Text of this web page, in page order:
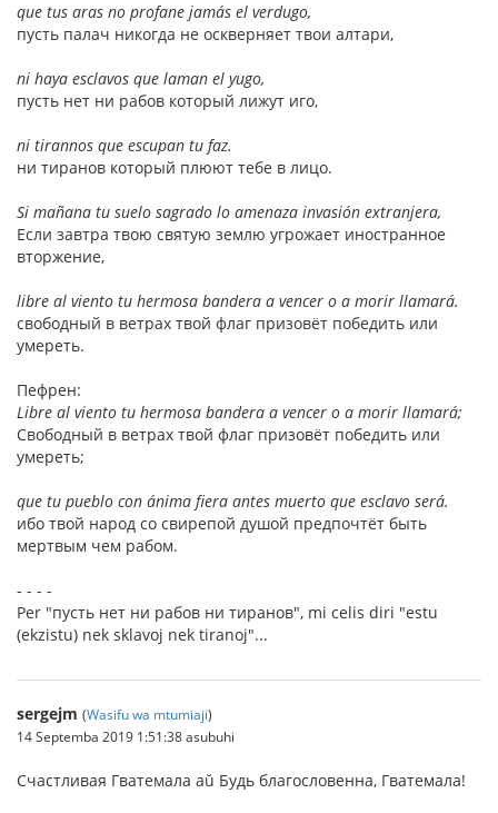
que tus aras no profane jamás el verdugo,
пусть палач никогда не оскверняет твои алтари,
ni haya esclavos que laman el yugo,
пусть нет ни рабов который лижут иго,
ni tirannos que escupan tu faz.
ни тиранов который плюют тебе в лицо.
Si mañana tu suelo sagrado lo amenaza invasión extranjera,
Если завтра твою святую землю угрожает иностранное
вторжение,
libre al viento tu hermosa bandera a vencer o a morir llamará.
свободный в ветрах твой флаг призовёт победить или
умереть.
Пефрен:
Libre al viento tu hermosa bandera a vencer o a morir llamará;
Свободный в ветрах твой флаг призовёт победить или
умереть;
que tu pueblo con ánima fiera antes muerto que esclavo será.
ибо твой народ со свирепой душой предпочтёт быть
мертвым чем рабом.
- - - -
Per "пусть нет ни рабов ни тиранов", mi celis diri "estu
(ekzistu) nek sklavoj nek tiranoj"...
sergejm (Wasifu wa mtumiaji)
14 Septemba 2019 1:51:38 asubuhi
Счастливая Гватемала aŭ Будь благословенна, Гватемала!